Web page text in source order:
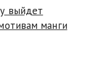
выйдет
манги